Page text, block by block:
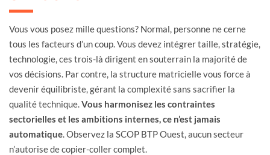
Vous vous posez mille questions? Normal, personne ne cerne
tous les facteurs d’un coup. Vous devez intégrer taille, stratégie,
technologie, ces trois-là dirigent en souterrain la majorité de
vos décisions. Par contre, la structure matricielle vous force à
devenir équilibriste, gérant la complexité sans sacrifier la
qualité technique.Vous harmonisez les contraintes
sectorielles et les ambitions internes, ce n’est jamais
automatique. Observez la SCOP BTP Ouest, aucun secteur
n’autorise de copier-coller complet.